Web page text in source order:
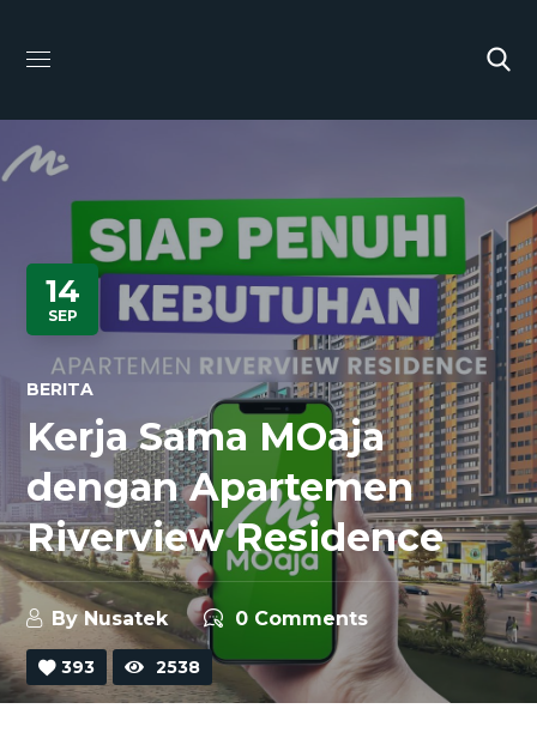
14
SEP
BERITA
Kerja Sama MOaja
dengan Apartemen
Riverview Residence
ByNusatek 0 Comments
393 2538